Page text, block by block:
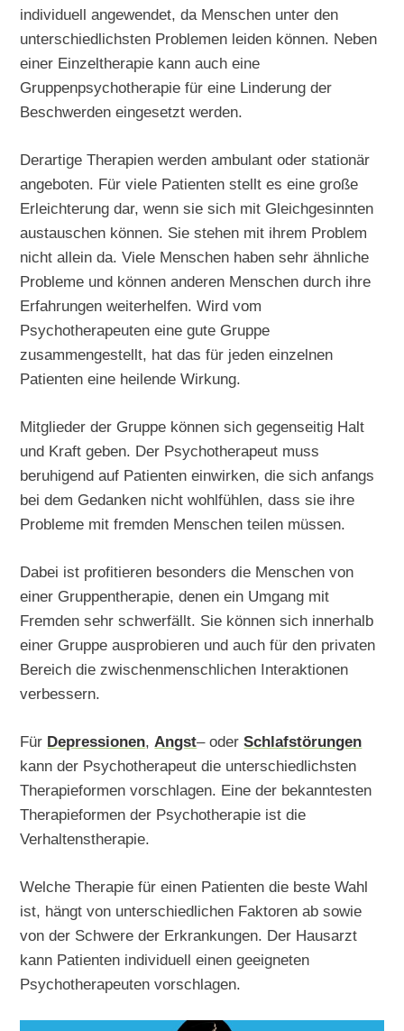
individuell angewendet, da Menschen unter den
unterschiedlichsten Problemen leiden können. Neben
einer Einzeltherapie kann auch eine
Gruppenpsychotherapie für eine Linderung der
Beschwerden eingesetzt werden.
Derartige Therapien werden ambulant oder stationär
angeboten. Für viele Patienten stellt es eine große
Erleichterung dar, wenn sie sich mit Gleichgesinnten
austauschen können. Sie stehen mit ihrem Problem
nicht allein da. Viele Menschen haben sehr ähnliche
Probleme und können anderen Menschen durch ihre
Erfahrungen weiterhelfen. Wird vom
Psychotherapeuten eine gute Gruppe
zusammengestellt, hat das für jeden einzelnen
Patienten eine heilende Wirkung.
Mitglieder der Gruppe können sich gegenseitig Halt
und Kraft geben. Der Psychotherapeut muss
beruhigend auf Patienten einwirken, die sich anfangs
bei dem Gedanken nicht wohlfühlen, dass sie ihre
Probleme mit fremden Menschen teilen müssen.
Dabei ist profitieren besonders die Menschen von
einer Gruppentherapie, denen ein Umgang mit
Fremden sehr schwerfällt. Sie können sich innerhalb
einer Gruppe ausprobieren und auch für den privaten
Bereich die zwischenmenschlichen Interaktionen
verbessern.
Für Depressionen, Angst– oderSchlafstörungen
kann der Psychotherapeut die unterschiedlichsten
Therapieformen vorschlagen. Eine der bekanntesten
Therapieformen der Psychotherapie ist die
Verhaltenstherapie.
Welche Therapie für einen Patienten die beste Wahl
ist, hängt von unterschiedlichen Faktoren ab sowie
von der Schwere der Erkrankungen. Der Hausarzt
kann Patienten individuell einen geeigneten
Psychotherapeuten vorschlagen.